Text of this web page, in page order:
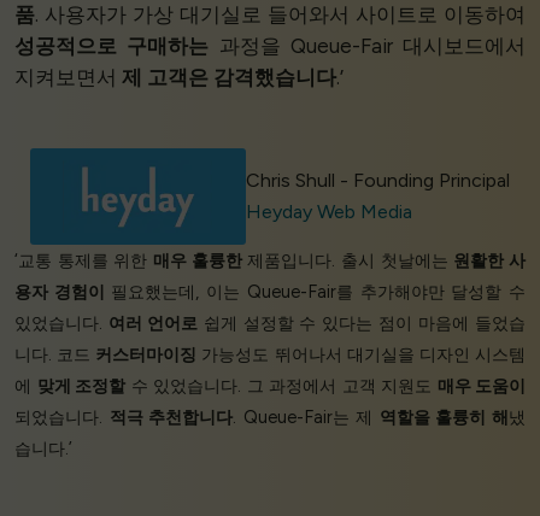
품. 사용자가 가상 대기실로 들어와서 사이트로 이동하여
성공적으로 구매하는 과정을 Queue-Fair 대시보드에서
지켜보면서 제 고객은 감격했습니다.’
Chris Shull - Founding Principal
Heyday Web Media
‘교통 통제를 위한 매우 훌륭한제품입니다. 출시 첫날에는 원활한 사
용자 경험이 필요했는데, 이는 Queue-Fair를 추가해야만 달성할 수
있었습니다. 여러 언어로쉽게 설정할 수 있다는 점이 마음에 들었습
니다. 코드 커스터마이징 가능성도 뛰어나서 대기실을 디자인 시스템
에 맞게 조정할 수 있었습니다. 그 과정에서 고객 지원도 매우 도움이
되었습니다. 적극 추천합니다. Queue-Fair는 제 역할을 훌륭히 해냈
습니다.’